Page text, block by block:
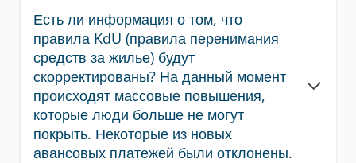
Есть ли информация о том, что
правила KdU (правила перенимания
средств за жилье) будут
скорректированы? На данный момент
происходят массовые повышения,
которые люди больше не могут
покрыть. Некоторые из новых
авансовых платежей были отклонены.